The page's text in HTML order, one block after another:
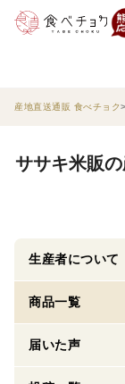
産地直送通販 食べチョク
ササキ米販
生産者について
商品一覧
届いた声